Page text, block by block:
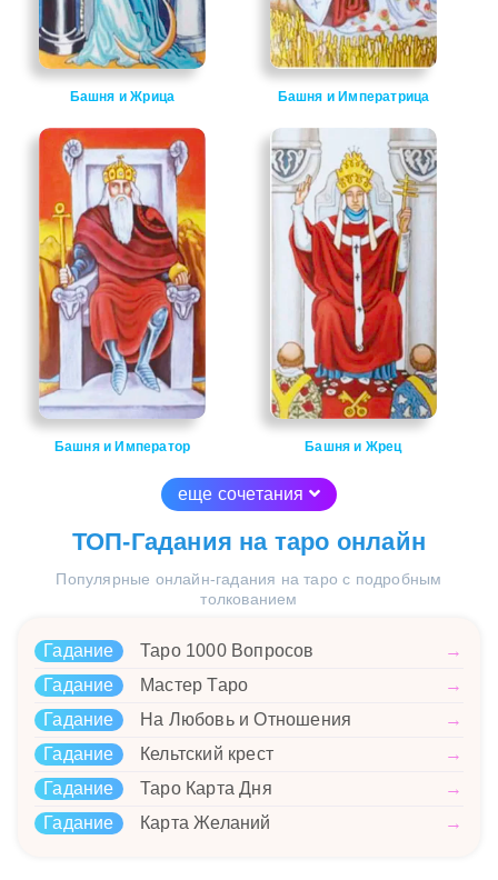
Башня и Жрица Башня и Императрица
Башня и Император Башня и Жрец
еще сочетания
ТОП-Гадания на таро онлайн
Популярные онлайн-гадания на таро с подробным
толкованием
Гадание Таро 1000 Вопросов
→
Гадание
Мастер Таро
→
Гадание
На Любовь и Отношения
→
Гадание
Кельтский крест
→
Гадание
Таро Карта Дня
→
Гадание
Карта Желаний →